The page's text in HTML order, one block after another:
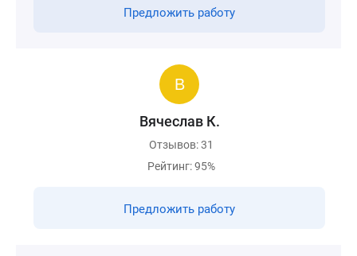
Предложить работу
Вячеслав К.
Отзывов: 31
Рейтинг: 95%
Предложить работу